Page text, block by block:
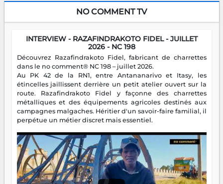
NO COMMENT TV
INTERVIEW - RAZAFINDRAKOTO FIDEL - JUILLET
2026 - NC 198
Découvrez Razafindrakoto Fidel, fabricant de charrettes
dans le no comment® NC 198 – juillet 2026.
Au PK 42 de la RN1, entre Antananarivo et Itasy, les
étincelles jaillissent derrière un petit atelier ouvert sur la
route. Razafindrakoto Fidel y façonne des charrettes
métalliques et des équipements agricoles destinés aux
campagnes malgaches. Héritier d'un savoir-faire familial, il
perpétue un métier discret mais essentiel.